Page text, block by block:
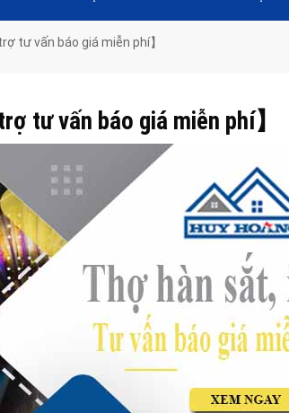
tư vấn báo giá miễn phí】
tư vấn báo giá miễn phí】